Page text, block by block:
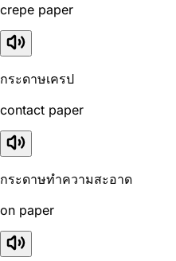
crepe paper
กระดาษเครป
contact paper
กระดาษทำความสะอาด
on paper